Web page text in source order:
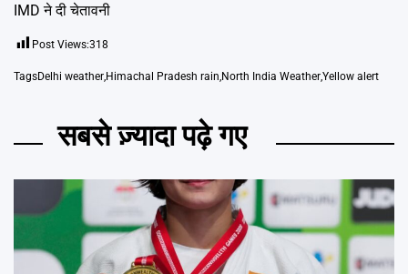
IMD ने दी चेतावनी
Post Views:318
TagsDelhi weather,Himachal Pradesh rain,North India Weather,Yellow alert
सबसे ज़्यादा पढ़े गए